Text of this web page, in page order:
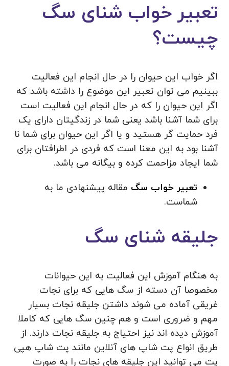
تعبیر خواب شنای سگ
چیست؟
اگر خواب این حیوان را در حال انجام این فعالیت
ببینیم می توان تعبیر این موضوع را داشته باشد که
اگر این حیوان را که در حال انجام این فعالیت است
برای شما آشنا باشد یعنی شما در زندگیتان دارای یک
فرد حمایت گر هستید و یا اگر این حیوان برای شما نا
آشنا بود به این معنا است که فردی در اطرافتان برای
شما ایجاد مزاحمت کرده و بیگانه می باشد.
تعبیر خواب سگ مقاله پیشنهادی ما به
شماست.
جلیقه شنای سگ
به هنگام آموزش این فعالیت به این حیوانات
مخصوصا آن دسته از سگ هایی که برای نجات
غریقی آماده می شوند داشتن جلیقه نجات بسیار
مهم و ضروری است و هم چنین سگ هایی که کاملا
آموزش دیده اند نیز احتیاج به جلیقه نجات دارند. از
طریق انواع پت شاپ های آنلاین مانند پت شاپ هپی
پت می توانید این جلیقه های نجات را به صورت